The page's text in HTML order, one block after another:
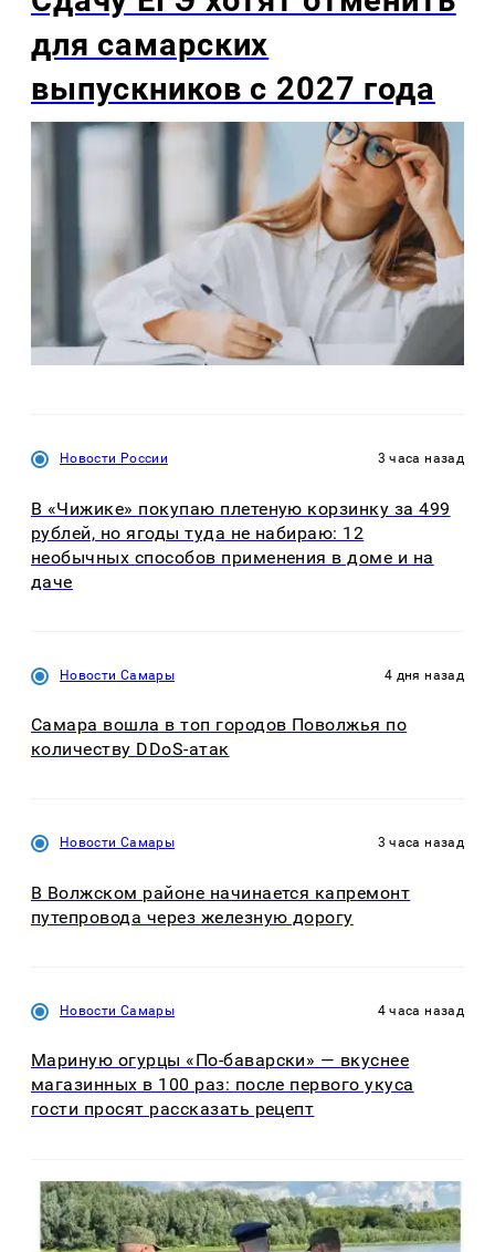
для самарских
выпускников с 2027 года
Новости России 3 часа назад
В «Чижике» покупаю плетеную корзинку за 499
рублей, но ягоды туда не набираю: 12
необычных способов применения в доме и на
даче
Новости Самары 4 дня назад
Самара вошла в топ городов Поволжья по
количеству DDoS-атак
Новости Самары 3 часа назад
В Волжском районе начинается капремонт
путепровода через железную дорогу
Новости Самары 4 часа назад
Мариную огурцы «По-баварски» — вкуснее
магазинных в 100 раз: после первого укуса
гости просят рассказать рецепт